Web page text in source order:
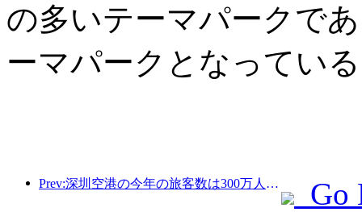
の多いテーマパークで
ーマパークとなってい
Prev:深圳空港の今年の旅客数は300万人を超え、同期間の新記録を樹立した。
Go